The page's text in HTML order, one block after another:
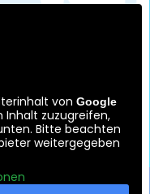
von Google
Inhalt zuzugreifen,
Bitte beachten
weitergegeben